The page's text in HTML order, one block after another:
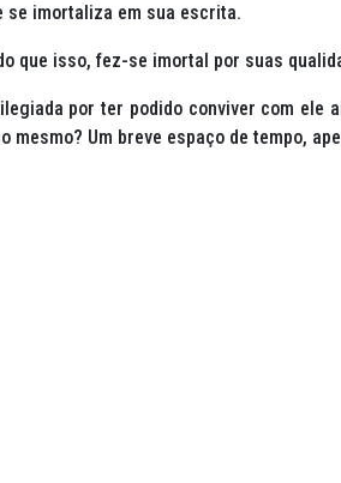
se imortaliza em sua escrita.
que isso, fez-se imortal por suas
por ter podido conviver com ele
mesmo? Um breve espaço de tempo,